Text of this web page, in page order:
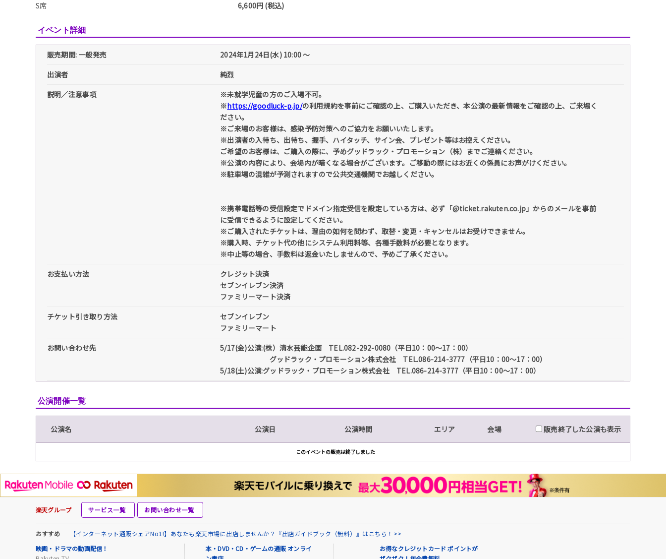
S席 6,600円 (税込)
イベント詳細
販売期間: 一般発売
2024年1月24日(水) 10:00 〜
出演者
純烈
説明／注意事項
※未就学児童の方のご入場不可。
※https://goodluck-p.jp/の利用規約を事前にご確認の上、ご購入いただき、本公演の最新情報をご確認の上、ご来場く
ださい。
※ご来場のお客様は、感染予防対策へのご協力をお願いいたします。
※出演者の入待ち、出待ち、握手、ハイタッチ、サイン会、プレゼント等はお控えください。
ご希望のお客様は、ご購入の際に、予めグッドラック・プロモーション（株）までご連絡ください。
※公演の内容により、会場内が暗くなる場合がございます。ご移動の際にはお近くの係員にお声がけください。
※駐車場の混雑が予測されますので公共交通機関でお越しください。
※携帯電話等の受信設定でドメイン指定受信を設定している方は、必ず「@ticket.rakuten.co.jp」からのメールを事前
に受信できるように設定してください。
※ご購入されたチケットは、理由の如何を問わず、取替・変更・キャンセルはお受けできません。
※購入時、チケット代の他にシステム利用料等、各種手数料が必要となります。
※中止等の場合、手数料は返金いたしませんので、予めご了承ください。
お支払い方法
クレジット決済
セブンイレブン決済
ファミリーマート決済
チケット引き取り方法
セブンイレブン
ファミリーマート
お問い合わせ先
5/17(金)公演:(株）清水芸能企画 TEL.082-292-0080（平日10：00～17：00）
グッドラック・プロモーション株式会社 TEL.086-214-3777（平日10：00～17：00）
5/18(土)公演:グッドラック・プロモーション株式会社 TEL.086-214-3777（平日10：00～17：00）
公演開催一覧
公演名 公演日 公演時間 エリア 会場 販売終了した公演も表示
このイベントの販売は終了しました
楽天グループ サービス一覧 お問い合わせ一覧
おすすめ
【インターネット通販シェアNo1!】あなたも楽天市場に出店しませんか？『出店ガイドブック（無料）』はこちら！>>
映画・ドラマの動画配信！
本・DVD・CD・ゲームの通販 オンライ
お得なクレジットカード ポイントが